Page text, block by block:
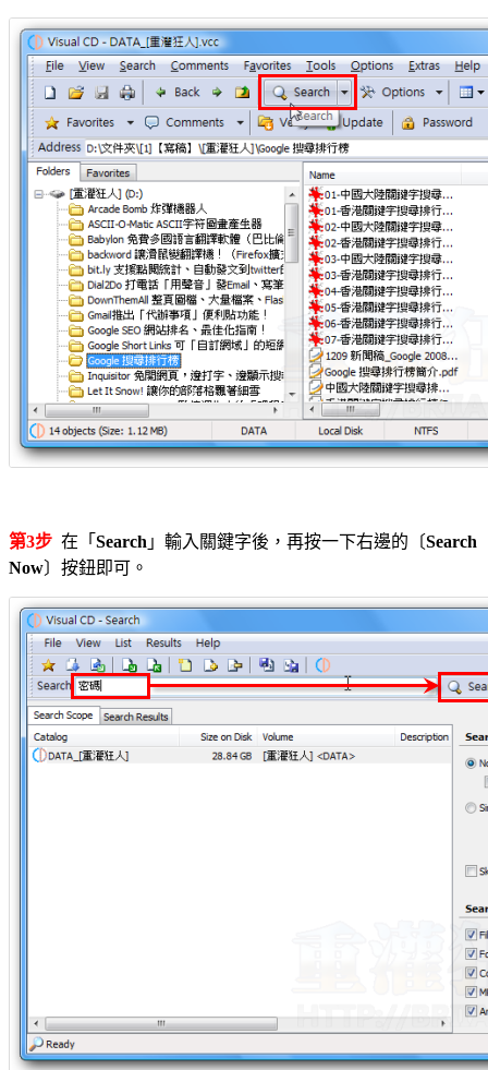
第3步 在「 Search 」輸入關鍵字後，再按一下右邊的〔Search
Now〕按鈕即可。